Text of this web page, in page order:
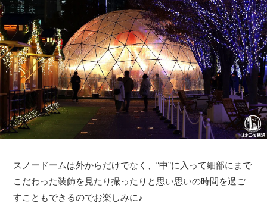
スノードームは外からだけでなく、“中”に入って細部にまで
こだわった装飾を見たり撮ったりと思い思いの時間を過ご
すこともできるのでお楽しみに♪